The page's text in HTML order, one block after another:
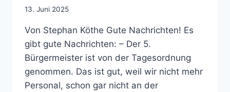
13. Juni 2025
Von Stephan Köthe Gute Nachrichten! Es
gibt gute Nachrichten: – Der 5.
Bürgermeister ist von der Tagesordnung
genommen. Das ist gut, weil wir nicht mehr
Personal, schon gar nicht an der